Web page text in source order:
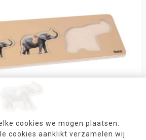
cookies we mogen plaatsen.
cookies aanklikt verzamelen wij